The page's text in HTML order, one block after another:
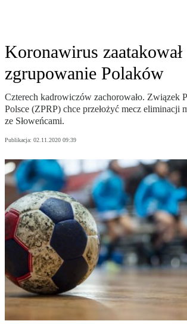
Koronawirus zaatakował
zgrupowanie Polaków
Czterech kadrowiczów zachorowało. Związek
Polsce (ZPRP) chce przełożyć mecz eliminacji
ze Słoweńcami.
Publikacja: 02.11.2020 09:39